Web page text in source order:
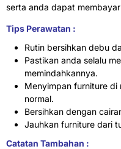
serta anda dapat
Tips Perawatan :
Rutin bersihkan debu
Pastikan anda selalu
memindahkannya.
Menyimpan furniture
normal.
Bersihkan dengan
Jauhkan furniture dari
Catatan Tambahan :